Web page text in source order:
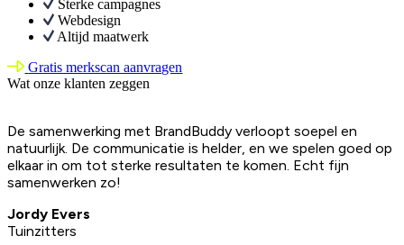
Sterke campagnes
Webdesign
Altijd maatwerk
Gratis merkscan aanvragen
Wat onze klanten zeggen
De samenwerking met BrandBuddy verloopt soepel en
natuurlijk. De communicatie is helder, en we spelen goed op
elkaar in om tot sterke resultaten te komen. Echt fijn
samenwerken zo!
Jordy Evers
Tuinzitters